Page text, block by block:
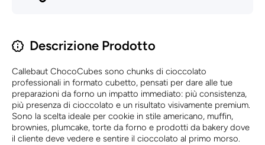
Descrizione Prodotto
Callebaut ChocoCubes sono chunks di cioccolato
professionali in formato cubetto, pensati per dare alle tue
preparazioni da forno un impatto immediato: più consistenza,
più presenza di cioccolato e un risultato visivamente premium.
Sono la scelta ideale per cookie in stile americano, muffin,
brownies, plumcake, torte da forno e prodotti da bakery dove
il cliente deve vedere e sentire il cioccolato al primo morso.